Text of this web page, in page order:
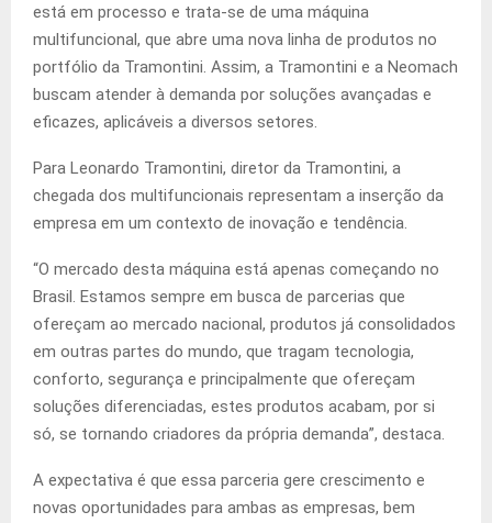
está em processo e trata-se de uma máquina
multifuncional, que abre uma nova linha de produtos no
portfólio da Tramontini. Assim, a Tramontini e a Neomach
buscam atender à demanda por soluções avançadas e
eficazes, aplicáveis a diversos setores.
Para Leonardo Tramontini, diretor da Tramontini, a
chegada dos multifuncionais representam a inserção da
empresa em um contexto de inovação e tendência.
“O mercado desta máquina está apenas começando no
Brasil. Estamos sempre em busca de parcerias que
ofereçam ao mercado nacional, produtos já consolidados
em outras partes do mundo, que tragam tecnologia,
conforto, segurança e principalmente que ofereçam
soluções diferenciadas, estes produtos acabam, por si
só, se tornando criadores da própria demanda”, destaca.
A expectativa é que essa parceria gere crescimento e
novas oportunidades para ambas as empresas, bem